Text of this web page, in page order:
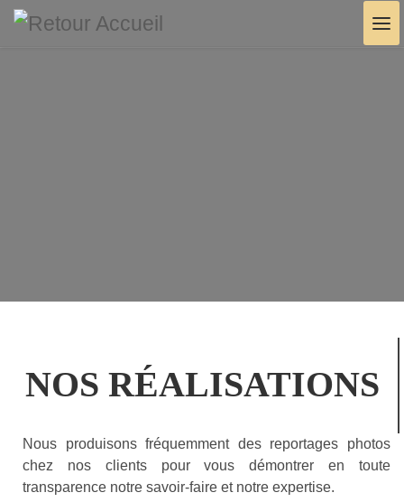
Skip to content
NOS RÉALISATIONS
Nous produisons fréquemment des reportages photos
chez nos clients pour vous démontrer en toute
transparence notre savoir-faire et notre expertise.